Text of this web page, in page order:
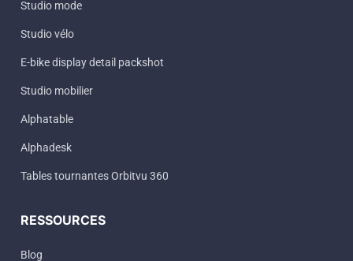
Studio mode
Studio vélo
E-bike display detail packshot
Studio mobilier
Alphatable
Alphadesk
Tables tournantes Orbitvu 360
RESSOURCES
Blog